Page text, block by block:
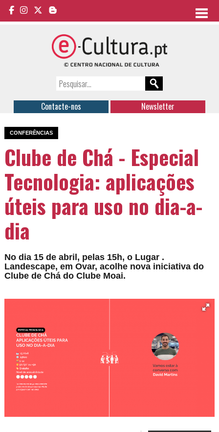
Contacte-nos Newsletter
CONFERÊNCIAS
Clube de Chá - Especial
Tecnologia: aplicações
úteis para uso no dia-a-
dia
No dia 15 de abril, pelas 15h, o Lugar .
Landescape, em Ovar, acolhe nova iniciativa do
Clube de Chá do Clube Moai.